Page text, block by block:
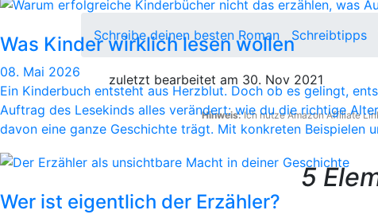
Was Kinder wirklich lesen wollen
08. Mai 2026
Ein Kinderbuch entsteht aus Herzblut. Doch ob es gelingt,
Auftrag des Lesekinds alles verändert: wie du die richtige
davon eine ganze Geschichte trägt. Mit konkreten Beispielen
Wer ist eigentlich der Erzähler?
Schreibe deinen besten Roman Schreibtipps
zuletzt bearbeitet am 30. Nov 2021
Hinweis:Ich nutze Amazon Affiliate
5